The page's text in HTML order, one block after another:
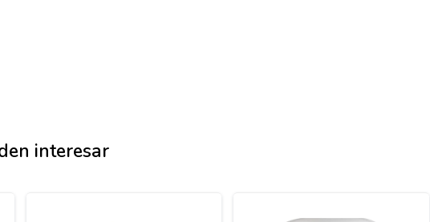
interesar